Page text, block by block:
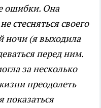
ошибки. Она
стесняться своего
ночи (я выходила
перед ним.
за несколько
преодолеть
показаться